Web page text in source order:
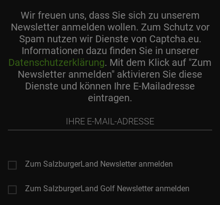
Wir freuen uns, dass Sie sich zu unserem
Newsletter anmelden wollen. Zum Schutz vor
Spam nutzen wir Dienste von Captcha.eu.
Informationen dazu finden Sie in unserer
Datenschutzerklärung. Mit dem Klick auf "Zum
Newsletter anmelden" aktivieren Sie diese
Dienste und können Ihre E-Mailadresse
eintragen.
Mail-
Zum SalzburgerLand Newsletter anmelden
Zum SalzburgerLand Golf Newsletter anmelden